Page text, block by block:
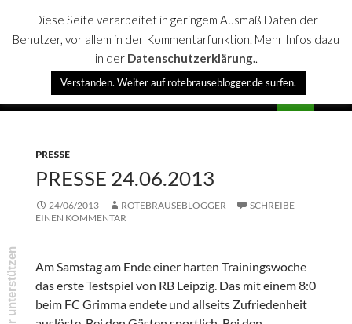
rotebrauseblogger
SPRINGE
PRESSE
PRESSE 24.06.2013
24/06/2013 ROTEBRAUSEBLOGGER
SCHREIBE
EINEN KOMMENTAR
Am Samstag am Ende einer harten Trainingswoche
das erste Testspiel von RB Leipzig. Das mit einem 8:0
beim FC Grimma endete und allseits Zufriedenheit
Diese Seite verarbeitet in geringem Ausmaß Daten der
Benutzer, vor allem in der Kommentarfunktion. Mehr Infos dazu
in der Datenschutzerklärung..
Verstanden. Weiter auf rotebrauseblogger.de surfen.